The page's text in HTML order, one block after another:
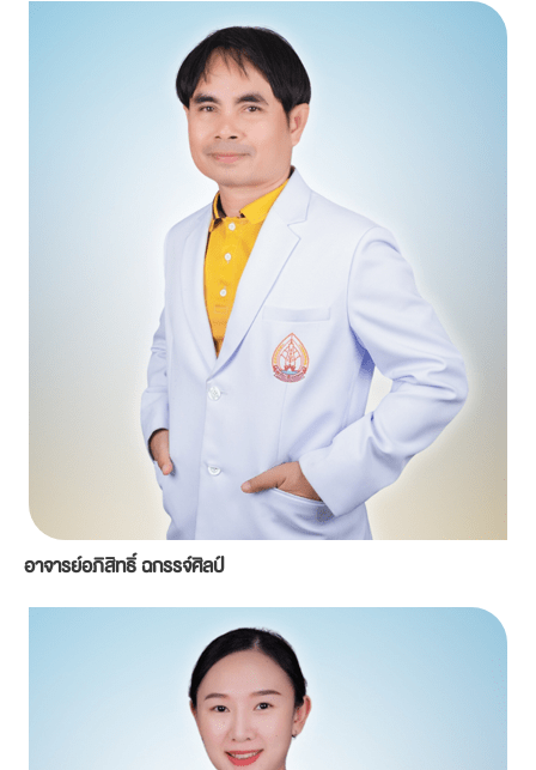
อาจารย์อภิสิทธิ์ ฉกรรจ์ศิลป์